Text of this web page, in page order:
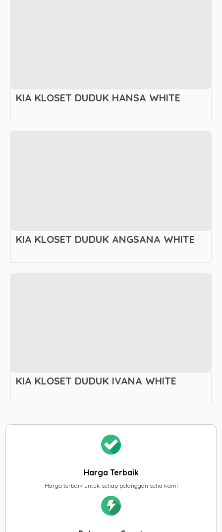
KIA KLOSET DUDUK HANSA WHITE
KIA KLOSET DUDUK ANGSANA WHITE
KIA KLOSET DUDUK IVANA WHITE
Harga Terbaik
Harga terbaik untuk setiap pelanggan setia kami